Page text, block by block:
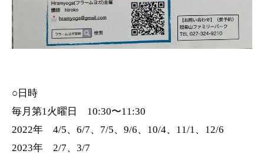
○日時
毎月第1火曜日 10:30〜11:30
2022年 4/5、6/7、7/5、9/6、10/4、11/1、12/6
2023年 2/7、3/7